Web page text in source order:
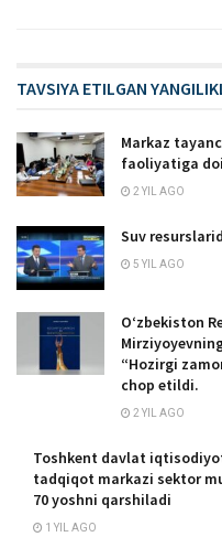
TAVSIYA ETILGAN
Markaz
faoliyatiga
2 YIL AGO
Suv
5 YIL AGO
Oʻzbekiston
“Hozirgi
chop etildi.
2 YIL AGO
Toshkent davlat
tadqiqot markazi sektor
70 yoshni qarshiladi
1 YIL AGO